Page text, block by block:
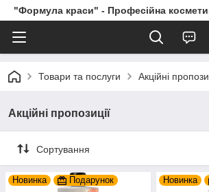
"Формула краси" - Професійна
Товари та послуги Акційні
Акційні пропозиції
Сортування
Новинка Подарунок Новинка